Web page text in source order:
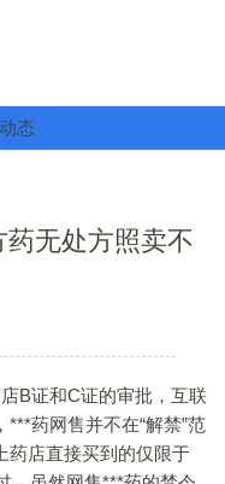
动态
无处方照卖不
B证和C证的审批，互联
药网售并不在“解禁”范
药店直接买到的仅限于